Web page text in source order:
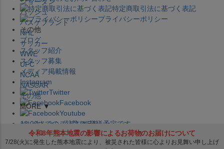
特定商取引法に基づく表記
プライバシーポリシー
その他
ブログ
スタッフ紹介
スタッフ募集
メディア掲載情報
Instagram
Twitter
Facebook
Youtube
セレクション公式LINE@
バッシュ
バスケブランド
NHL
サッカー
WWE
UFC
NCAA
NASCAR
その他
MORE ▼
12:00までのご注文は発送予定です。
在庫品は 1-3営業日内で発送!! ※お取寄せ商品は対象外